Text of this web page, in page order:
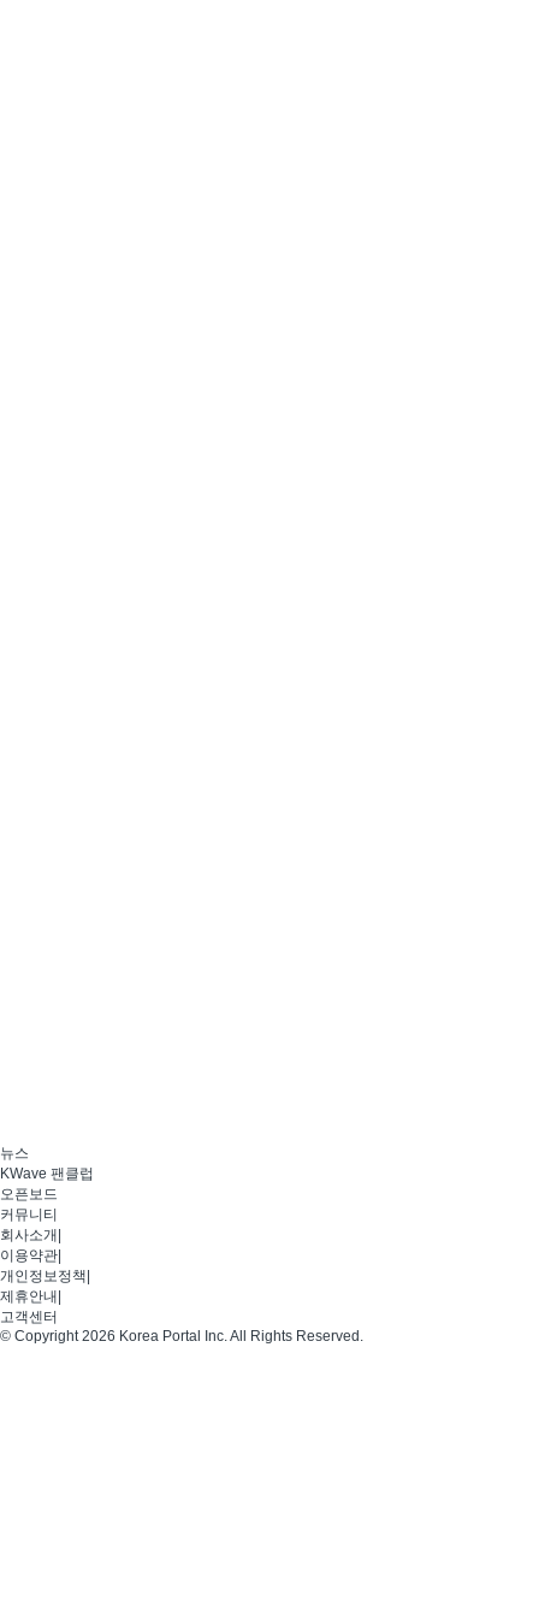
뉴스
KWave 팬클럽
오픈보드
커뮤니티
회사소개
이용약관
개인정보정책
제휴안내
고객센터
© Copyright 2026 Korea Portal Inc. All Rights Reserved.